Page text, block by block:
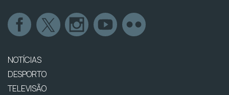
NOTÍCIAS
DESPORTO
TELEVISÃO